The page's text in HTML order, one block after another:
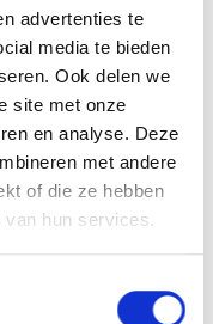
advertenties te
media te bieden
Ook delen we
site met onze
en analyse. Deze
met andere
of die ze hebben
hun services.
ook leuk